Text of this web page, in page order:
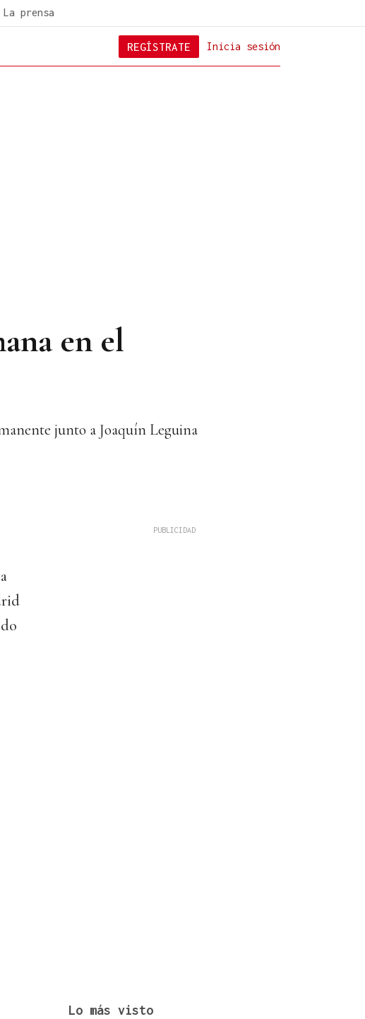
La prensa
Inicia sesión
REGÍSTRATE
en el
junto a Joaquín Leguina
Lo más visto